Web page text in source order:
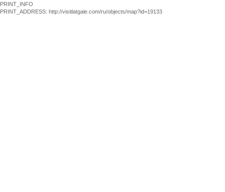
PRINT_INFO
PRINT_ADDRESS: http://visitlatgale.com/ru/objects/map?id=19133